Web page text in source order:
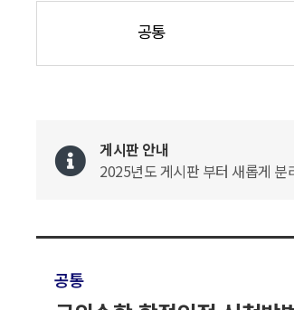
공통
게시판 안내
2025년도 게시판 부터 새롭게
공통